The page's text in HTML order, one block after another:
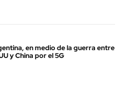
en medio de la guerra entre
y China por el 5G